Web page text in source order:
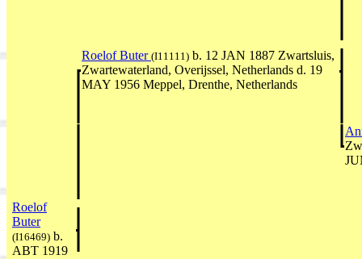
Roelof Buter (I11111) b. 12 JAN 1887 Zwartsluis,
Zwartewaterland, Overijssel, Netherlands d. 19
MAY 1956 Meppel, Drenthe, Netherlands
Roelof
Buter
(I16469) b.
ABT 1919